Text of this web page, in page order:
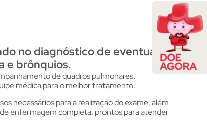
no diagnóstico de eventuais
e brônquios.
de quadros pulmonares,
médica para o melhor tratamento.
necessários para a realização do exame, além
enfermagem completa, prontos para atender